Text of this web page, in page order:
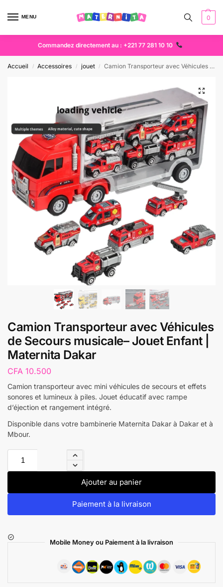
MENU 0
Commandez directement au : +221 77 281 10 10
Accueil / Accessoires / jouet / Camion Transporteur avec Véhicules de Secours musicale– Jouet Enfant | Maternita Dakar
Camion Transporteur avec Véhicules
de Secours musicale– Jouet Enfant |
Maternita Dakar
CFA 10.500
Camion transporteur avec mini véhicules de secours et effets
sonores et lumineux à piles. Jouet éducatif avec rampe
d’éjection et rangement intégré.
Disponible dans votre bambinerie Maternita Dakar à Dakar et à
Mbour.
Ajouter au panier
Paiement à la livraison
Mobile Money ou Paiement à la livraison